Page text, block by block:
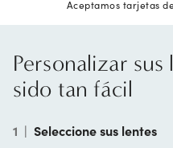
Aceptamos tarjetas
Personalizar
sido tan fácil
1 | Seleccione sus lentes